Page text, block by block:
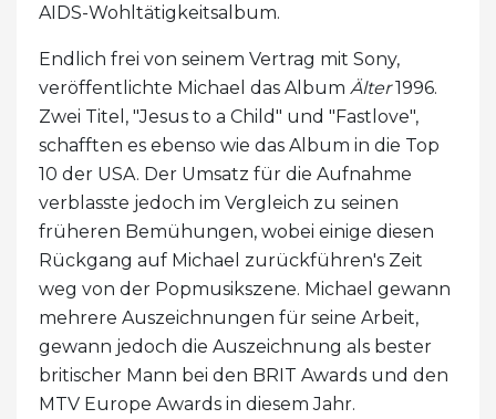
AIDS-Wohltätigkeitsalbum.
Endlich frei von seinem Vertrag mit Sony,
veröffentlichte Michael das Album Älter1996.
Zwei Titel, "Jesus to a Child" und "Fastlove",
schafften es ebenso wie das Album in die Top
10 der USA. Der Umsatz für die Aufnahme
verblasste jedoch im Vergleich zu seinen
früheren Bemühungen, wobei einige diesen
Rückgang auf Michael zurückführen's Zeit
weg von der Popmusikszene. Michael gewann
mehrere Auszeichnungen für seine Arbeit,
gewann jedoch die Auszeichnung als bester
britischer Mann bei den BRIT Awards und den
MTV Europe Awards in diesem Jahr.